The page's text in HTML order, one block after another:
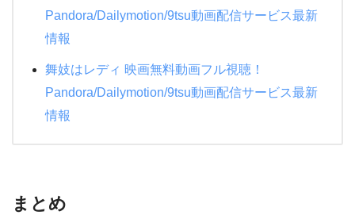
Pandora/Dailymotion/9tsu動画配信サービス最新
情報
舞妓はレディ 映画無料動画フル視聴！
Pandora/Dailymotion/9tsu動画配信サービス最新
情報
まとめ